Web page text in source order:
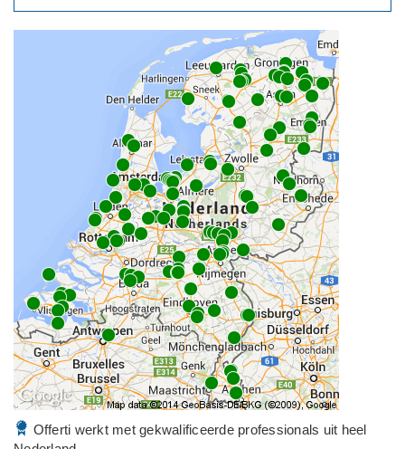
Offerti werkt met gekwalificeerde professionals uit heel